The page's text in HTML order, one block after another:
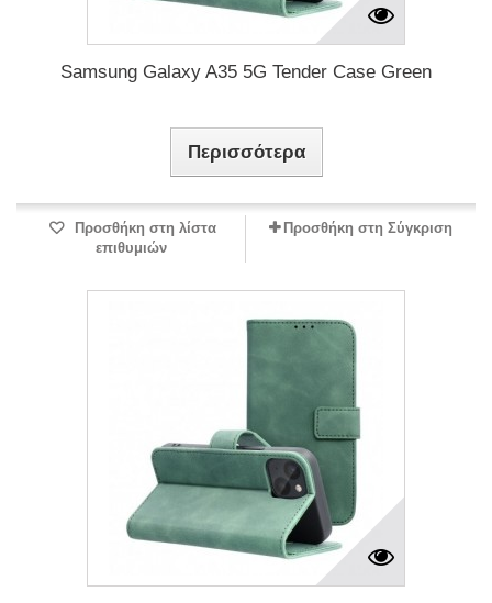
Samsung Galaxy A35 5G Tender Case Green
Περισσότερα
Προσθήκη στη λίστα
επιθυμιών
Προσθήκη στη Σύγκριση